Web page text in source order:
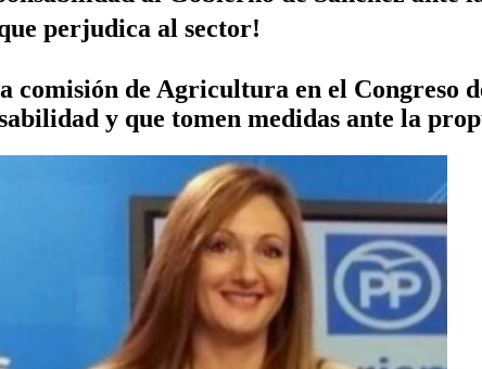
perjudica al sector!
comisión de Agricultura en el Congreso
y que tomen medidas ante la